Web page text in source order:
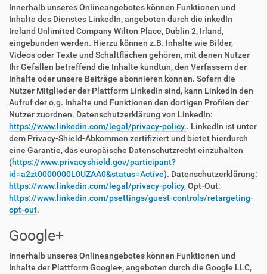
Innerhalb unseres Onlineangebotes können Funktionen und
Inhalte des Dienstes LinkedIn, angeboten durch die inkedIn
Ireland Unlimited Company Wilton Place, Dublin 2, Irland,
eingebunden werden. Hierzu können z.B. Inhalte wie Bilder,
Videos oder Texte und Schaltflächen gehören, mit denen Nutzer
Ihr Gefallen betreffend die Inhalte kundtun, den Verfassern der
Inhalte oder unsere Beiträge abonnieren können. Sofern die
Nutzer Mitglieder der Plattform LinkedIn sind, kann LinkedIn den
Aufruf der o.g. Inhalte und Funktionen den dortigen Profilen der
Nutzer zuordnen. Datenschutzerklärung von LinkedIn:
https://www.linkedin.com/legal/privacy-policy.. LinkedIn ist unter
dem Privacy-Shield-Abkommen zertifiziert und bietet hierdurch
eine Garantie, das europäische Datenschutzrecht einzuhalten
(https://www.privacyshield.gov/participant?
id=a2zt0000000L0UZAA0&status=Active). Datenschutzerklärung:
https://www.linkedin.com/legal/privacy-policy, Opt-Out:
https://www.linkedin.com/psettings/guest-controls/retargeting-
opt-out.
Google+
Innerhalb unseres Onlineangebotes können Funktionen und
Inhalte der Plattform Google+, angeboten durch die Google LLC,